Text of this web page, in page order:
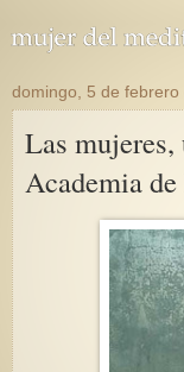
domingo, 5 de febrero
Las mujeres,
Academia